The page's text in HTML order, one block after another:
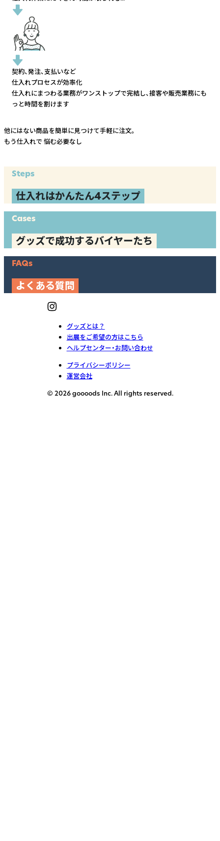
契約、発注、支払いなど
仕入れプロセスが効率化
仕入れにまつわる業務がワンストップで完結し、接客や販売業務にも
っと時間を割けます
他にはない商品を簡単に見つけて手軽に注文。
もう仕入れで 悩む必要なし
Steps
仕入れはかんたん4ステップ
Cases
グッズで成功するバイヤーたち
FAQs
よくある質問
グッズとは？
出展をご希望の方はこちら
ヘルプセンター・お問い合わせ
プライバシーポリシー
運営会社
© 2026 goooods Inc. All rights reserved.